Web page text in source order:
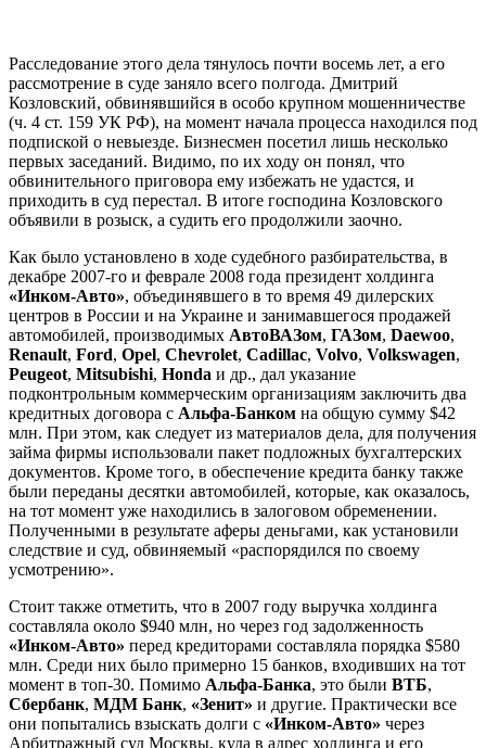
Расследование этого дела тянулось почти восемь лет, а его
рассмотрение в суде заняло всего полгода. Дмитрий
Козловский, обвинявшийся в особо крупном мошенничестве
(ч. 4 ст. 159 УК РФ), на момент начала процесса находился под
подпиской о невыезде. Бизнесмен посетил лишь несколько
первых заседаний. Видимо, по их ходу он понял, что
обвинительного приговора ему избежать не удастся, и
приходить в суд перестал. В итоге господина Козловского
объявили в розыск, а судить его продолжили заочно.
Как было установлено в ходе судебного разбирательства, в
декабре 2007-го и феврале 2008 года президент холдинга
«Инком-Авто», объединявшего в то время 49 дилерских
центров в России и на Украине и занимавшегося продажей
автомобилей, производимых АвтоВАЗом, ГАЗом, Daewoo,
Renault, Ford, Opel, Chevrolet, Cadillac, Volvo, Volkswagen,
Peugeot, Mitsubishi, Honda и др., дал указание
подконтрольным коммерческим организациям заключить два
кредитных договора с Альфа-Банком на общую сумму $42
млн. При этом, как следует из материалов дела, для получения
займа фирмы использовали пакет подложных бухгалтерских
документов. Кроме того, в обеспечение кредита банку также
были переданы десятки автомобилей, которые, как оказалось,
на тот момент уже находились в залоговом обременении.
Полученными в результате аферы деньгами, как установили
следствие и суд, обвиняемый «распорядился по своему
усмотрению».
Стоит также отметить, что в 2007 году выручка холдинга
составляла около $940 млн, но через год задолженность
«Инком-Авто» перед кредиторами составляла порядка $580
млн. Среди них было примерно 15 банков, входивших на тот
момент в топ-30. Помимо Альфа-Банка, это были ВТБ,
Сбербанк, МДМ Банк, «Зенит» и другие. Практически все
они попытались взыскать долги с «Инком-Авто» через
Арбитражный суд Москвы, куда в адрес холдинга и его